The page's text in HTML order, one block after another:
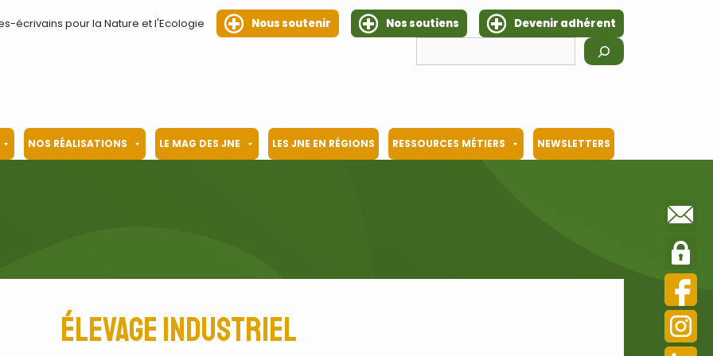
écrivains pour la Nature et l'Ecologie Nous soutenir Nos soutiens
Devenir adhérent
NOS RÉALISATIONS LE MAG DES JNE LES JNE EN RÉGIONS RESSOURCES MÉTIERS NEWSLETTERS
élevage industriel